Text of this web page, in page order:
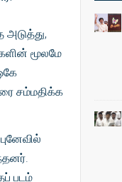
அடுத்து,
மூலமே
சம்மதிக்க
படம்